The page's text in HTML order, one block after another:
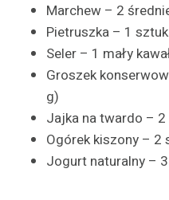
Marchew – 2
Pietruszka – 1
Seler – 1 mały
Groszek
g)
Jajka na twardo –
Ogórek kiszony – 2
Jogurt naturalny –